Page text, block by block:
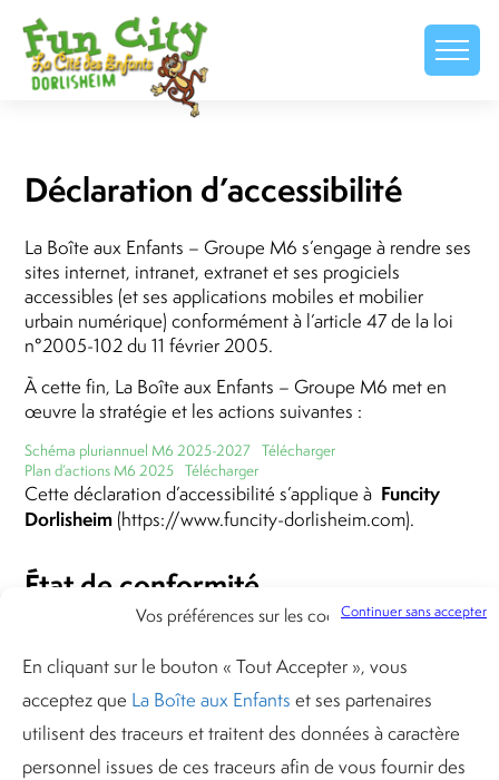
Vos préférences sur les cookies
En cliquant sur le bouton « Tout Accepter », vous
acceptez que La Boîte aux Enfants et ses partenaires
utilisent des traceurs et traitent des données à caractère
personnel issues de ces traceurs afin de vous fournir des
Continuer sans accepter
Déclaration d’accessibilité
La Boîte aux Enfants – Groupe M6 s’engage à rendre ses
sites internet, intranet, extranet et ses progiciels
accessibles (et ses applications mobiles et mobilier
urbain numérique) conformément à l’article 47 de la loi
n°2005-102 du 11 février 2005.
À cette fin, La Boîte aux Enfants – Groupe M6 met en
œuvre la stratégie et les actions suivantes :
Schéma pluriannuel M6 2025-2027 Télécharger
Plan d’actions M6 2025 Télécharger
Cette déclaration d’accessibilité s’applique à Funcity
Dorlisheim (https://www.funcity-dorlisheim.com).
État de conformité
dorlisheim.com) estnon conformeavec le Référentiel
Général d’Amélioration de l’Accessibilité (RGAA),
version 4, à défaut d’avoir réalisé un audit de conformité.
L’audit de conformité est en cours de planification : des
travaux d’amélioration seront planifiés par la suite.